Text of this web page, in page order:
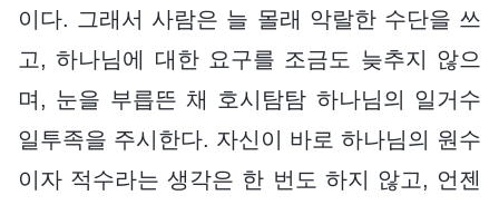
이다. 그래서 사람은 늘 몰래 악랄한 수단을 쓰
고, 하나님에 대한 요구를 조금도 늦추지 않으
며, 눈을 부릅뜬 채 호시탐탐 하나님의 일거수
일투족을 주시한다. 자신이 바로 하나님의 원수
이자 적수라는 생각은 한 번도 하지 않고, 언젠